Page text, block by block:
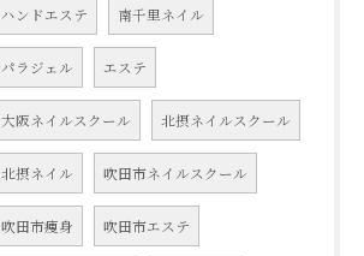
ハンドエステ 南千里ネイル
パラジェル エステ
大阪ネイルスクール 北摂ネイルスクール
北摂ネイル 吹田市ネイルスクール
吹田市痩身 吹田市エステ